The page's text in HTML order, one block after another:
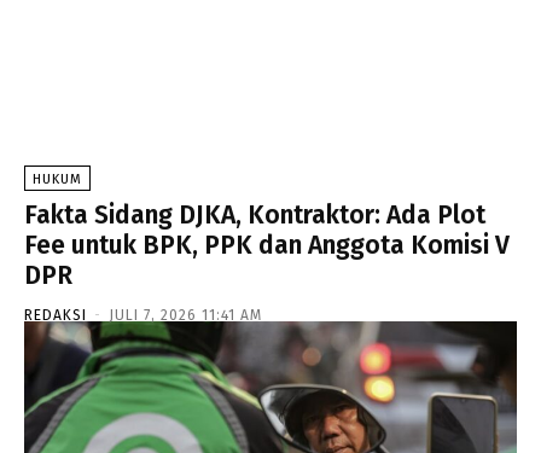
HUKUM
Fakta Sidang DJKA, Kontraktor: Ada Plot
Fee untuk BPK, PPK dan Anggota Komisi V
DPR
REDAKSI - JULI 7, 2026 11:41 AM